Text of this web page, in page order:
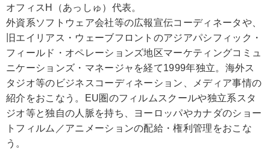
オフィスH（あっしゅ）代表。
外資系ソフトウェア会社等の広報宣伝コーディネータや、
旧エイリアス・ウェーブフロントのアジアパシフィック・
フィールド・オペレーションズ地区マーケティングコミュ
ニケーションズ・マネージャを経て1999年独立。海外ス
タジオ等のビジネスコーディネーション、メディア事情の
紹介をおこなう。EU圏のフィルムスクールや独立系スタ
ジオ等と独自の人脈を持ち、ヨーロッパやカナダのショー
トフィルム／アニメーションの配給・権利管理をおこな
う。